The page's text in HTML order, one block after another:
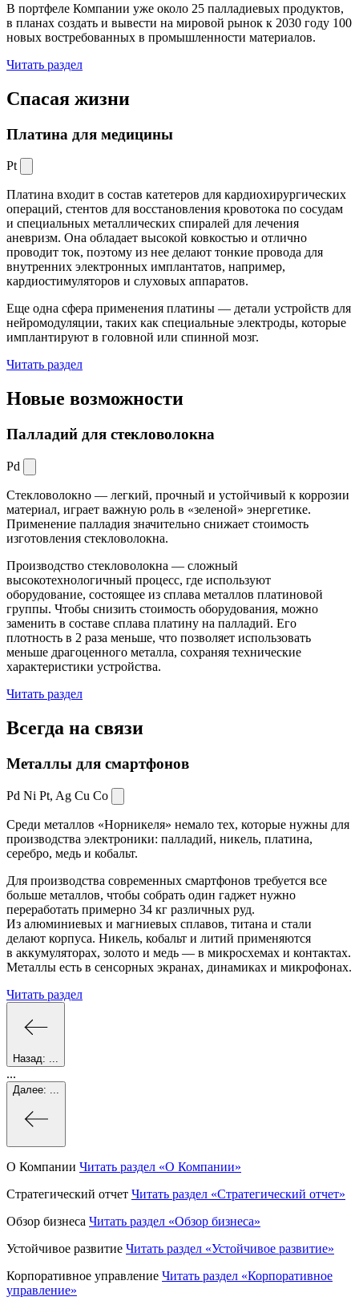
В портфеле Компании уже около 25 палладиевых продуктов,
в планах создать и вывести на мировой рынок к 2030 году 100
новых востребованных в промышленности материалов.
Читать раздел
Спасая жизни
Платина для медицины
Pt
Платина входит в состав катетеров для кардиохирургических
операций, стентов для восстановления кровотока по сосудам
и специальных металлических спиралей для лечения
аневризм. Она обладает высокой ковкостью и отлично
проводит ток, поэтому из нее делают тонкие провода для
внутренних электронных имплантатов, например,
кардиостимуляторов и слуховых аппаратов.
Еще одна сфера применения платины — детали устройств для
нейромодуляции, таких как специальные электроды, которые
имплантируют в головной или спинной мозг.
Читать раздел
Новые возможности
Палладий для стекловолокна
Pd
Стекловолокно — легкий, прочный и устойчивый к коррозии
материал, играет важную роль в «зеленой» энергетике.
Применение палладия значительно снижает стоимость
изготовления стекловолокна.
Производство стекловолокна — сложный
высокотехнологичный процесс, где используют
оборудование, состоящее из сплава металлов платиновой
группы. Чтобы снизить стоимость оборудования, можно
заменить в составе сплава платину на палладий. Его
плотность в 2 раза меньше, что позволяет использовать
меньше драгоценного металла, сохраняя технические
характеристики устройства.
Читать раздел
Всегда на связи
Металлы для смартфонов
Pd Ni Pt, Ag Cu Co
Среди металлов «Норникеля» немало тех, которые нужны для
производства электроники: палладий, никель, платина,
серебро, медь и кобальт.
Для производства современных смартфонов требуется все
больше металлов, чтобы собрать один гаджет нужно
переработать примерно 34 кг различных руд.
Из алюминиевых и магниевых сплавов, титана и стали
делают корпуса. Никель, кобальт и литий применяются
в аккумуляторах, золото и медь — в микросхемах и контактах.
Металлы есть в сенсорных экранах, динамиках и микрофонах.
Читать раздел
Назад:
...
Далее:
О Компании Читать раздел «О Компании»
Стратегический отчет Читать раздел «Стратегический отчет»
Обзор бизнеса Читать раздел «Обзор бизнеса»
Устойчивое развитие Читать раздел «Устойчивое развитие»
Корпоративное управление Читать раздел «Корпоративное
управление»